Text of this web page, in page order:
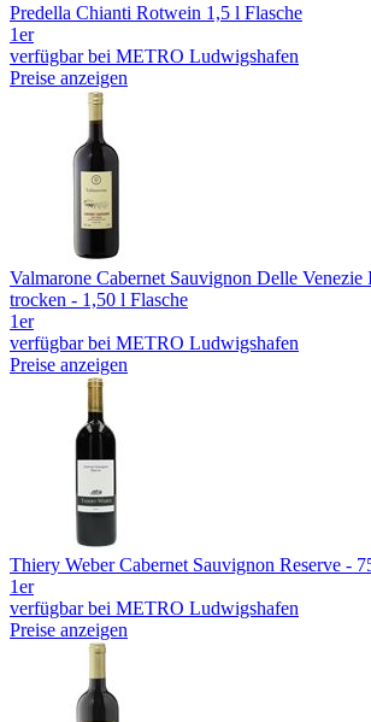
Predella Chianti Rotwein 1,5 l Flasche
1er
verfügbar bei METRO Ludwigshafen
Preise anzeigen
Valmarone Cabernet Sauvignon Delle
trocken - 1,50 l Flasche
1er
verfügbar bei METRO Ludwigshafen
Preise anzeigen
Thiery Weber Cabernet Sauvignon Reserve -
1er
verfügbar bei METRO Ludwigshafen
Preise anzeigen